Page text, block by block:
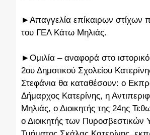
►Απαγγελία επίκαιρων στίχων
του ΓΕΛ Κάτω Μηλιάς.
►Ομιλία – αναφορά στο
2ου Δημοτικού Σχολείου
Στεφάνια θα καταθέσουν: ο
Δήμαρχος Κατερίνης, η
Μηλιάς, ο Διοικητής της 24ης
ο Διοικητής των Πυροσβεστικών